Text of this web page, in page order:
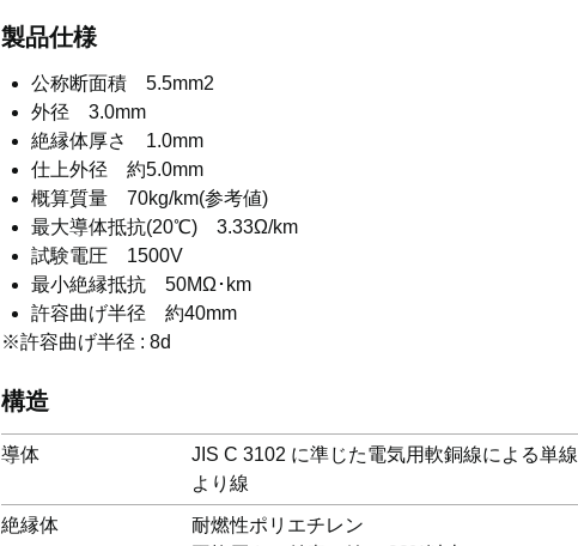
製品仕様
公称断面積 5.5mm2
外径 3.0mm
絶縁体厚さ 1.0mm
仕上外径 約5.0mm
概算質量 70kg/km(参考値)
最大導体抵抗(20℃) 3.33Ω/km
試験電圧 1500V
最小絶縁抵抗 50MΩ･km
許容曲げ半径 約40mm
※許容曲げ半径 : 8d
構造
導体
JIS C 3102 に準じた電気用軟銅線による単
より線
絶縁体
耐燃性ポリエチレン